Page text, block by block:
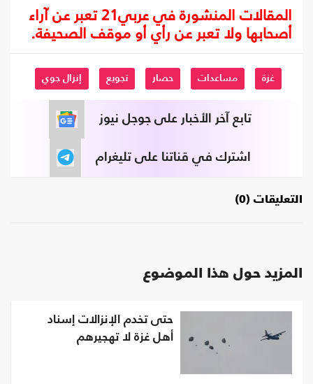
المقالات المنشورة في عربي21 تعبر عن آراء
أصحابها ولا تعبر عن رأي أو موقف الصحيفة.
غزة مساعدات حصار تجويع إنزال جوي
تابع آخر الأخبار على جوجل نيوز
اشترك في قناتنا على تليغرام
التعليقات (0)
المزيد حول هذا الموضوع
حتى تخدم الإنزالات إسناد
أهل غزة لا تهجيرهم